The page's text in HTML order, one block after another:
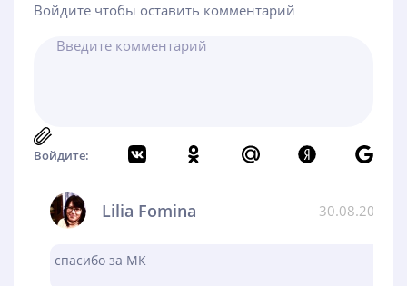
Войдите чтобы оставить комментарий
Войдите:
Lilia Fomina 30.08.2024
спасибо за МК